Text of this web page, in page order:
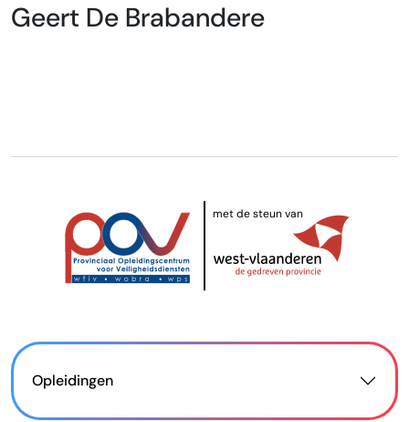
Geert De Brabandere
met de steun van
Opleidingen